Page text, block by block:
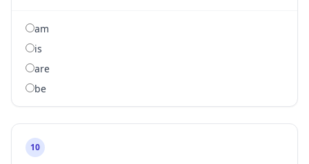
am
is
are
be
10